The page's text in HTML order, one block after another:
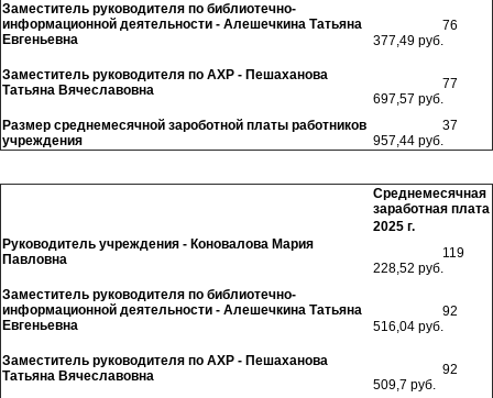
Заместитель руководителя по библиотечно-
информационной деятельности - Алешечкина Татьяна
Евгеньевна
76
377,49 руб.
Заместитель руководителя по АХР - Пешаханова
Татьяна Вячеславовна
77
697,57 руб.
Размер среднемесячной зароботной платы работников
учреждения
37
957,44 руб.
Среднемесячная
заработная плата
2025 г.
Руководитель учреждения - Коновалова Мария
Павловна
119
228,52 руб.
Заместитель руководителя по библиотечно-
информационной деятельности - Алешечкина Татьяна
Евгеньевна
92
516,04 руб.
Заместитель руководителя по АХР - Пешаханова
Татьяна Вячеславовна
92
509,7 руб.